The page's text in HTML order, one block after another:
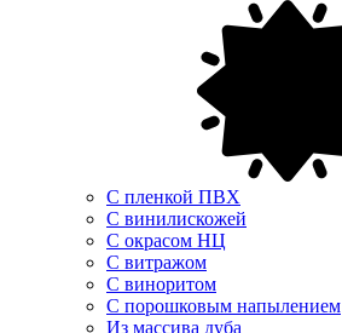
С пленкой ПВХ
С винилискожей
С окрасом НЦ
С витражом
С виноритом
С порошковым напылением
Из массива дуба